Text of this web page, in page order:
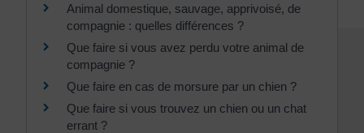
Animal domestique, sauvage, apprivoisé, de
compagnie : quelles différences ?
Que faire si vous avez perdu votre animal de
compagnie ?
Que faire en cas de morsure par un chien ?
Que faire si vous trouvez un chien ou un chat
errant ?